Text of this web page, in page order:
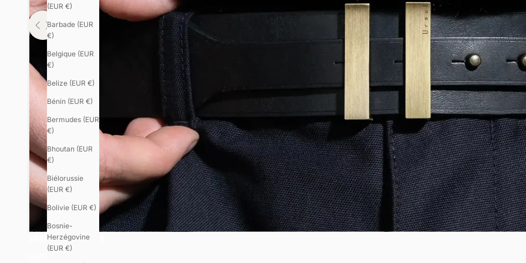
(EUR €)
Barbade (EUR
€)
Belgique (EUR
€)
Belize (EUR €)
Bénin (EUR €)
Bermudes (EUR
€)
Bhoutan (EUR
€)
Biélorussie
(EUR €)
Bolivie (EUR €)
Bosnie-
Herzégovine
(EUR €)
SPARTIATE FEMME
Utilisez les flèches droite et gauche pour naviguer dans les images avant et après.